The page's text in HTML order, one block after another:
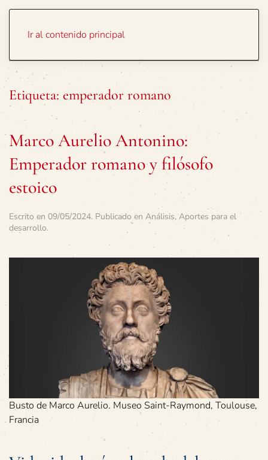
Ir al contenido principal
Etiqueta: emperador romano
Marco Aurelio Antonino:
Emperador romano y filósofo
estoico
Escrito en 09/05/2024. Publicado en Análisis, Aportes para el
desarrollo.
Busto de Marco Aurelio. Museo Saint-Raymond, Toulouse,
Francia